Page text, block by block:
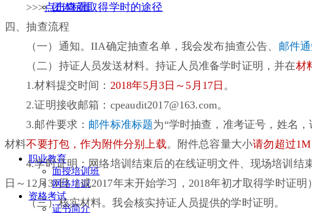
团体标准
职业教育
面授培训班
网络培训
资格考试
证书简介
>>>点击查看取得学时的途径
四、抽查流程
（一）通知。IIA确定抽查名单，我会发布抽查公告、 邮件
（二）持证人员发送材料。持证人员准备学时证明，并在材
1.材料提交时间： 2018年5月3日～5月17日 。
2.证明接收邮箱：cpeaudit2017@163.com。
3.邮件要求： 邮件标准标题为“学时抽查，准考证号，姓名
材料不要打包，作为附件分别上载。附件总容量大小请勿超过1M
4.学时证明：网络培训结束后的在线证明文件、现场培训结
日～12月31日（或2017年末开始学习，2018年初才取得学时证明
（三）核实材料。我会核实持证人员提供的学时证明。